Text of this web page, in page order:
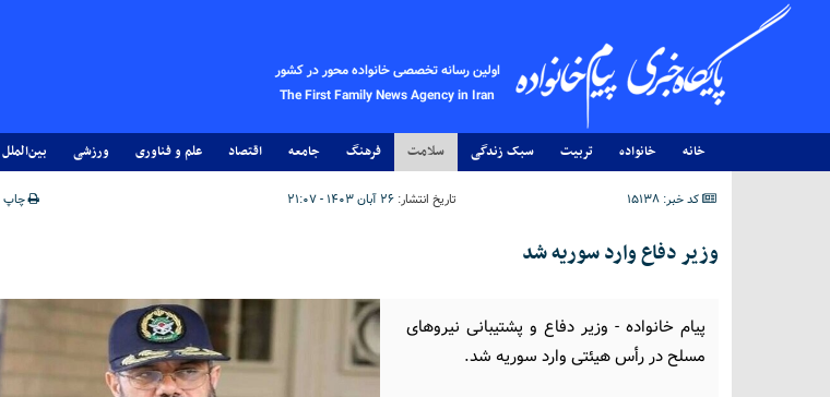
اولین رسانه تخصصی خانواده محور در کشور
The First Family News Agency in Iran
خانه خانواده تربیت سبک زندگی سلامت فرهنگ جامعه اقتصاد علم و فناوری ورزشی بین‌الملل
کد خبر: 15138 تاریخ انتشار:۲۶ آبان ۱۴۰۳ - ۲۱:۰۷ چاپ
وزیر دفاع وارد سوریه شد
پیام خانواده - وزیر دفاع و پشتیبانی نیروهای
مسلح در رأس هیئتی وارد سوریه شد.